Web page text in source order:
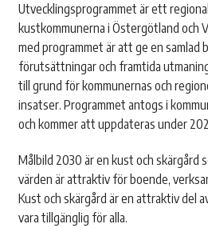
Utvecklingsprogrammet är ett
kustkommunerna i Östergötland och
med programmet är att ge en samlad
förutsättningar och framtida
till grund för kommunernas och
insatser. Programmet antogs i
och kommer att uppdateras under
Målbild 2030 är en kust och skärgård
värden är attraktiv för boende,
Kust och skärgård är en attraktiv del
vara tillgänglig för alla.